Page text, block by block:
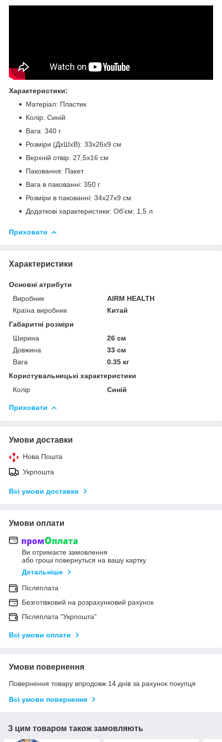
Характеристики:
Матеріал: Пластик
Колір: Синій
Вага: 340 г
Розміри (ДхШхВ): 33х26х9 см
Верхній отвір: 27,5х16 см
Паковання: Пакет
Вага в пакованні: 350 г
Розміри в пакованні: 34х27х9 см
Додаткові характеристики: Об'єм: 1,5 л
Приховати
Характеристики
Основні атрибути
Виробник
AIRM HEALTH
Країна виробник
Китай
Габаритні розміри
Ширина
26 см
Довжина
33 см
Вага
0.35 кг
Користувальницькі характеристики
Колір
Синій
Приховати
Умови доставки
Нова Пошта
Укрпошта
Всі умови доставки
Умови оплати
Ви отримаєте замовлення
або гроші повернуться на вашу картку
Детальніше
Післяплата
Безготівковий на розрахунковий рахунок
Післяплата "Укрпошта"
Всі умови оплати
Умови повернення
Повернення товару впродовж 14 днів за рахунок покупця
Всі умови повернення
З цим товаром також замовляють